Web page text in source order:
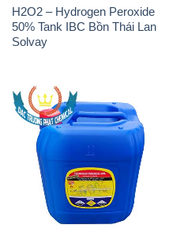
H2O2 – Hydrogen Peroxide
50% Tank IBC Bồn Thái Lan
Solvay